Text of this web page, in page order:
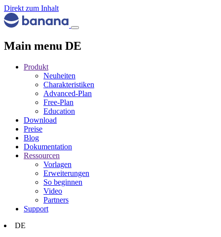
Direkt zum Inhalt
Main menu DE
Produkt
Neuheiten
Charakteristiken
Advanced-Plan
Free-Plan
Education
Download
Preise
Blog
Dokumentation
Ressourcen
Vorlagen
Erweiterungen
So beginnen
Video
Partners
Support
DE